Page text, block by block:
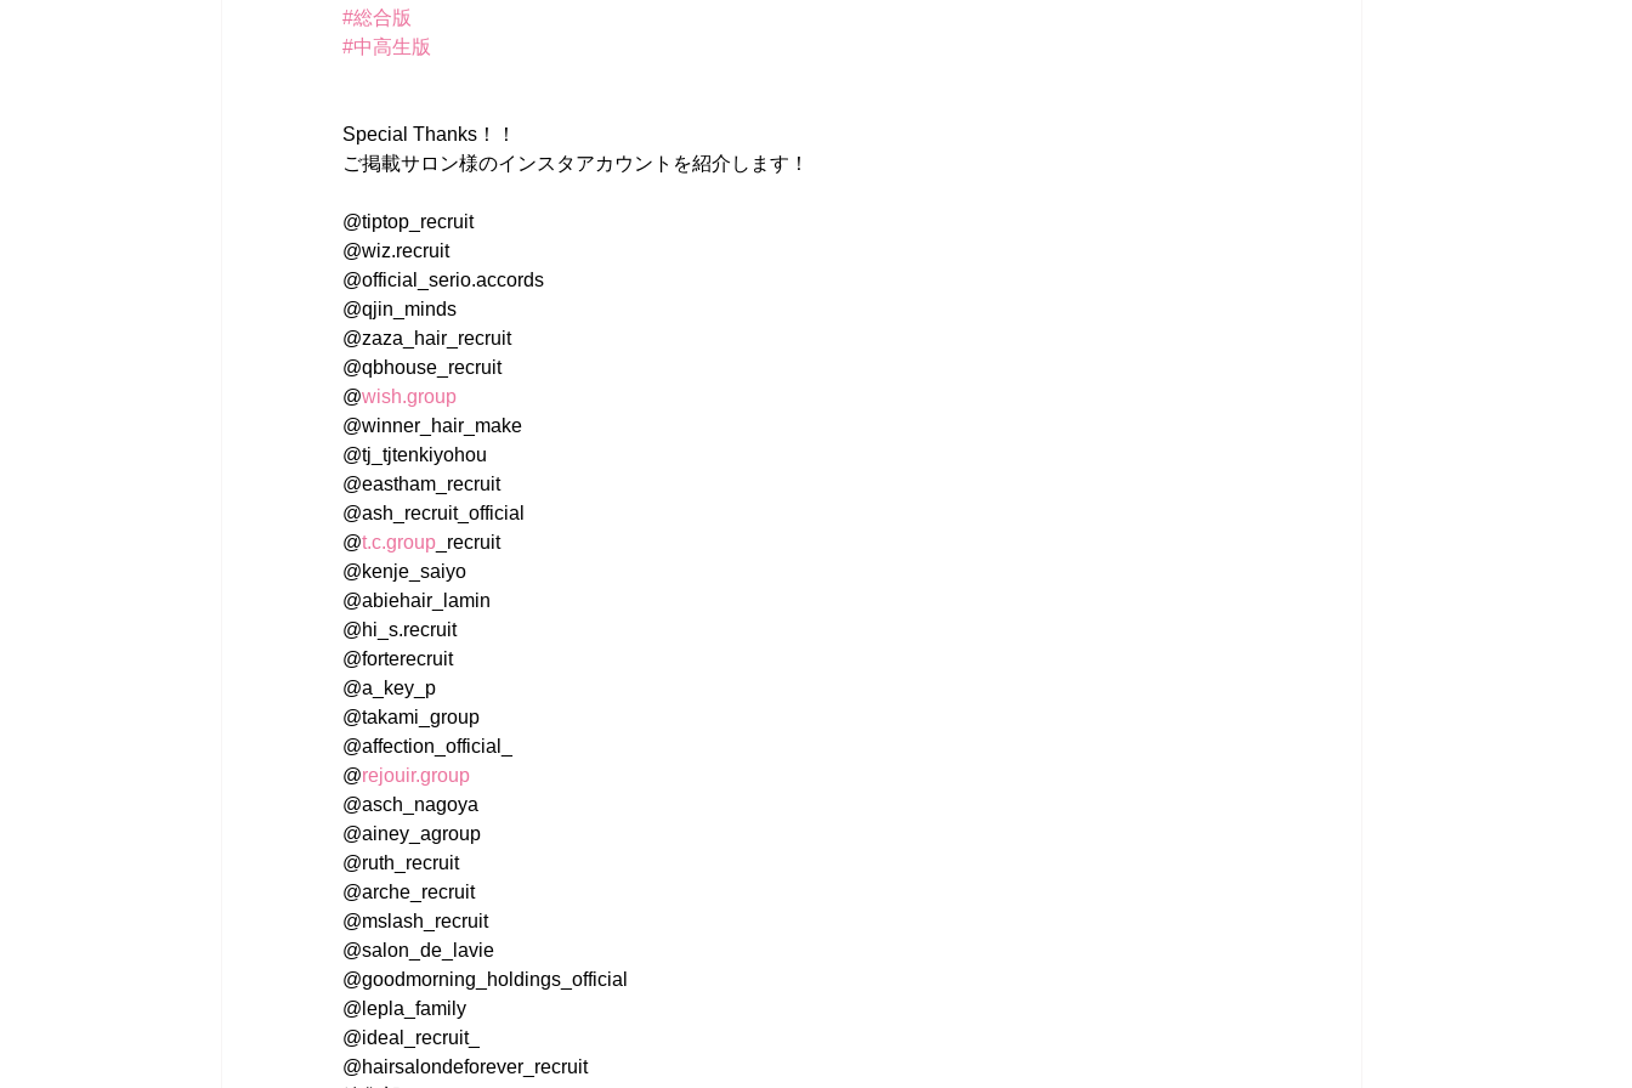
#総合版
#中高生版
Special Thanks！！
ご掲載サロン様のインスタアカウントを紹介します！
@tiptop_recruit
@wiz.recruit
@official_serio.accords
@qjin_minds
@zaza_hair_recruit
@qbhouse_recruit
@wish.group
@winner_hair_make
@tj_tjtenkiyohou
@eastham_recruit
@ash_recruit_official
@t.c.group _recruit
@kenje_saiyo
@abiehair_lamin
@hi_s.recruit
@forterecruit
@a_key_p
@takami_group
@affection_official_
@rejouir.group
@asch_nagoya
@ainey_agroup
@ruth_recruit
@arche_recruit
@mslash_recruit
@salon_de_lavie
@goodmorning_holdings_official
@lepla_family
@ideal_recruit_
@hairsalondeforever_recruit